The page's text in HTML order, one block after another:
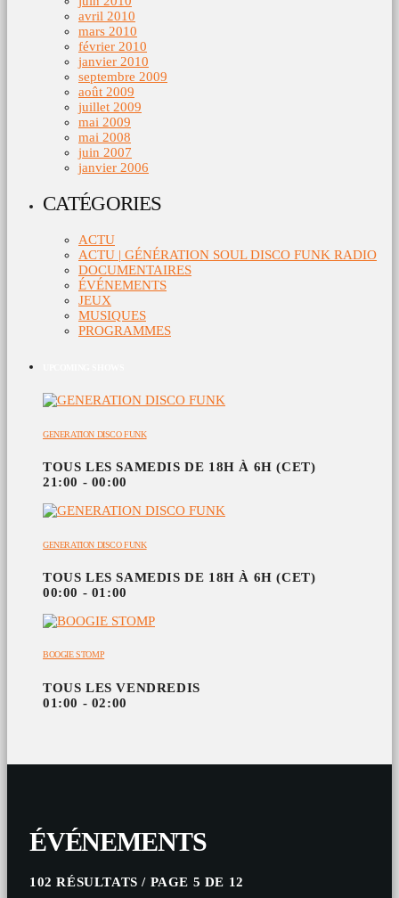
avril 2010
mars 2010
février 2010
janvier 2010
septembre 2009
août 2009
juillet 2009
mai 2009
mai 2008
juin 2007
janvier 2006
CATÉGORIES
ACTU
ACTU | GÉNÉRATION SOUL DISCO FUNK RADIO
DOCUMENTAIRES
ÉVÉNEMENTS
JEUX
MUSIQUES
PROGRAMMES
GENERATION DISCO FUNK
TOUS LES SAMEDIS DE 18H À 6H (CET)
21:00 - 00:00
GENERATION DISCO FUNK
TOUS LES SAMEDIS DE 18H À 6H (CET)
00:00 - 01:00
BOOGIE STOMP
TOUS LES VENDREDIS
01:00 - 02:00
ÉVÉNEMENTS
102 RÉSULTATS / PAGE 5 DE 12